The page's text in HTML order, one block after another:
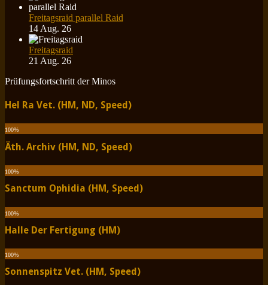
Freitagsraid parallel Raid
14 Aug. 26
Freitagsraid
21 Aug. 26
Prüfungsfortschritt der Minos
Hel Ra Vet. (HM, ND, Speed)
100%
Äth. Archiv (HM, ND, Speed)
100%
Sanctum Ophidia (HM, Speed)
100%
Halle Der Fertigung (HM)
100%
Sonnenspitz Vet. (HM, Speed)